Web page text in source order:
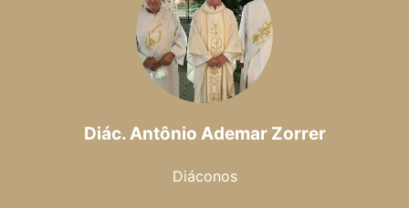
Diác. Antônio Ademar Zorrer
Diáconos